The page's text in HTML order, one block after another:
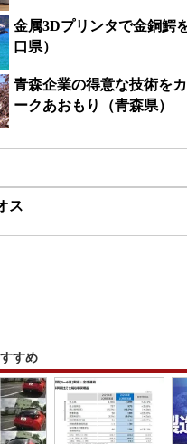
金属3Dプリンタで金銅鰐
口県）
青森企業の得意な技術を
ークあおもり（青森県）
ス
すめ